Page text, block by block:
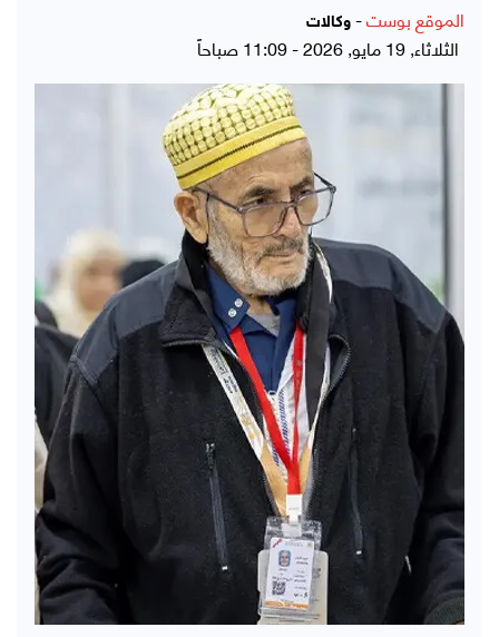
الموقع بوست- وكالات
الثلاثاء, 19 مايو, 2026 - 11:09 صباحاً